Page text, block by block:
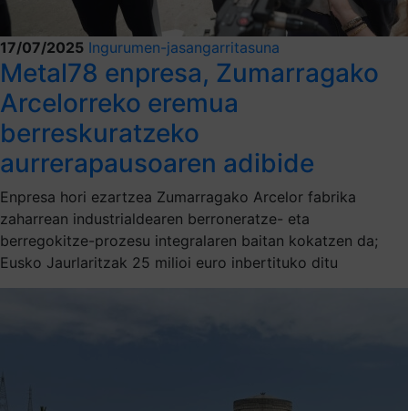
17/07/2025 Ingurumen-jasangarritasuna
Metal78 enpresa, Zumarragako
Arcelorreko eremua
berreskuratzeko
aurrerapausoaren adibide
Enpresa hori ezartzea Zumarragako Arcelor fabrika
zaharrean industrialdearen berroneratze- eta
berregokitze-prozesu integralaren baitan kokatzen da;
Eusko Jaurlaritzak 25 milioi euro inbertituko ditu